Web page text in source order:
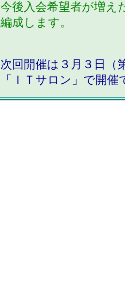
今後入会希望者が増え
編成します。
次回開催は３月３日（
「ＩＴサロン」で開催